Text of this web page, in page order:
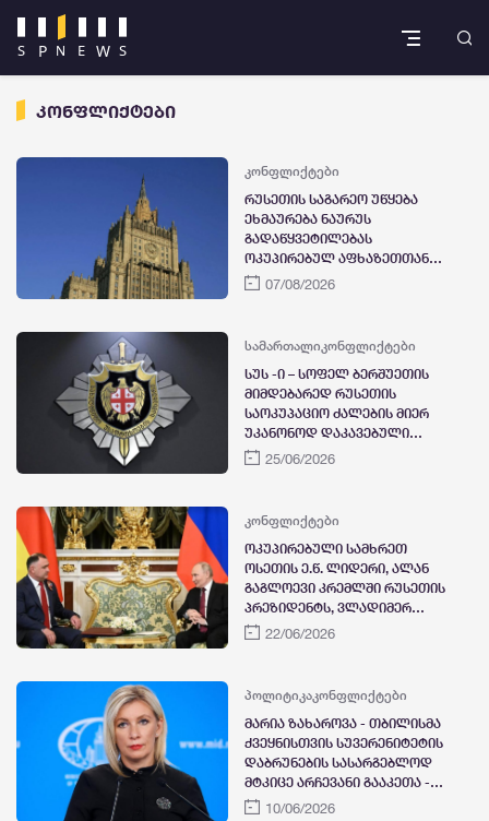
კონფლიქტები
კონფლიქტები
რუსეთის საგარეო უწყება
ეხმაურება ნაურუს
გადაწყვეტილებას
ოკუპირებულ აფხაზეთთან
დიპლომატიური
გადაწყვეტილების მოტივები
გაუგებარია“
07/08/2026
სამართალიკონფლიქტები
სუს -ი – სოფელ ბერშუეთის
მიმდებარედ რუსეთის
საოკუპაციო ძალების მიერ
უკანონოდ დაკავებული
საქართველოს მოქალაქე
კონტროლირებად
ტერიტორიაზე იმყოფება
25/06/2026
კონფლიქტები
ოკუპირებული სამხრეთ
ოსეთის ე.წ. ლიდერი, ალან
გაგლოევი კრემლში რუსეთის
პრეზიდენტს, ვლადიმერ
პუტინს შეხვდა
22/06/2026
პოლიტიკაკონფლიქტები
მარია ზახაროვა - თბილისმა
ქვეყნისთვის სუვერენიტეტის
დაბრუნების სასარგებლოდ
მტკიცე არჩევანი გააკეთა -
მზად ვართ, რუსეთ-
10/06/2026